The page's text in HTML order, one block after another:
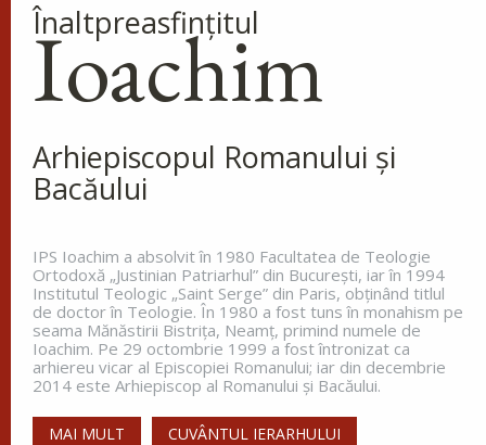
Înaltpreasfinţitul
Ioachim
Arhiepiscopul Romanului și
Bacăului
IPS Ioachim a absolvit în 1980 Facultatea de Teologie
Ortodoxă „Justinian Patriarhul” din Bucureşti, iar în 1994
Institutul Teologic „Saint Serge” din Paris, obţinând titlul
de doctor în Teologie. În 1980 a fost tuns în monahism pe
seama Mănăstirii Bistriţa, Neamţ, primind numele de
Ioachim. Pe 29 octombrie 1999 a fost întronizat ca
arhiereu vicar al Episcopiei Romanului; iar din decembrie
2014 este Arhiepiscop al Romanului și Bacăului.
MAI MULT CUVÂNTUL IERARHULUI